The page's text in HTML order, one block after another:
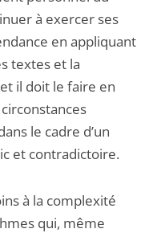
à exercer ses
en appliquant
textes et la
il doit le faire en
le cadre d’un
et contradictoire.
à la complexité
qui, même